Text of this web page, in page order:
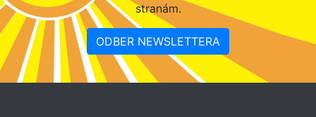
stranám.
ODBER NEWSLETTERA